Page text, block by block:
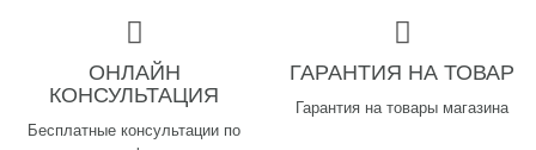
ОНЛАЙН
КОНСУЛЬТАЦИЯ
Бесплатные консультации по
ГАРАНТИЯ НА ТОВАР
Гарантия на товары магазина